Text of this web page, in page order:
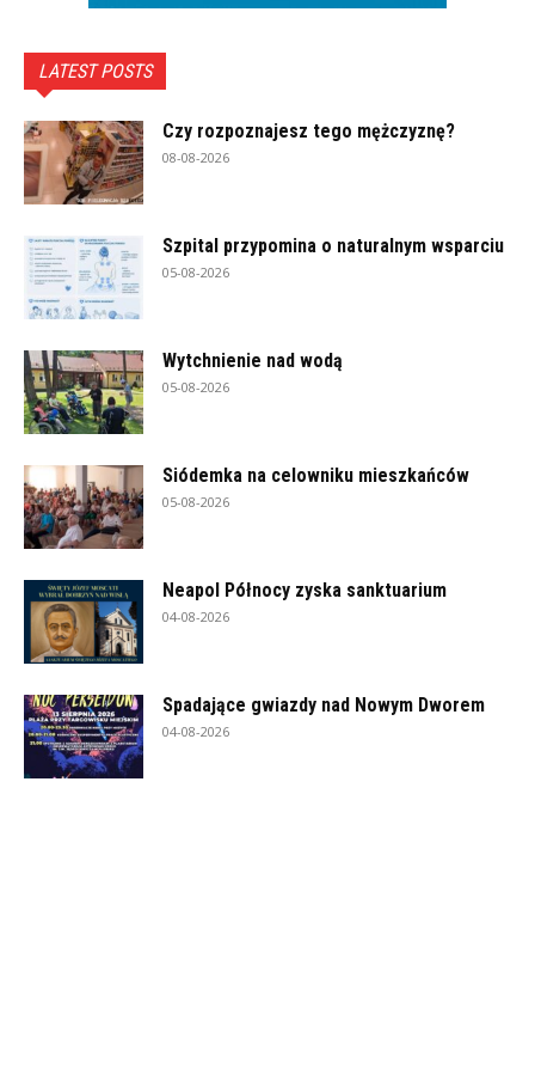
LATEST POSTS
Czy rozpoznajesz tego mężczyznę?
08-08-2026
Szpital przypomina o naturalnym wsparciu
05-08-2026
Wytchnienie nad wodą
05-08-2026
Siódemka na celowniku mieszkańców
05-08-2026
Neapol Północy zyska sanktuarium
04-08-2026
Spadające gwiazdy nad Nowym Dworem
04-08-2026